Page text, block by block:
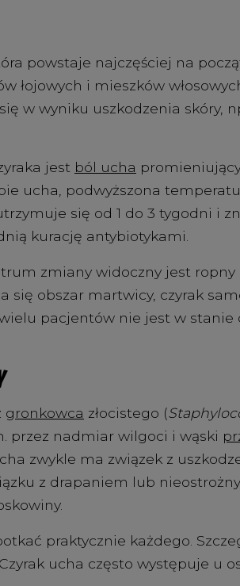
powstaje najczęściej na
łojowych i mieszków
w wyniku uszkodzenia skóry,
jest ból ucha
ucha, podwyższona
się od 1 do 3 tygodni i
kurację antybiotykami.
zmiany widoczny jest
się obszar martwicy, czyrak
pacjentów nie jest w
gronkowca złocistego (
przez nadmiar wilgoci i wąski
zwykle ma związek z
z drapaniem lub
praktycznie każdego.
ucha często występuje u